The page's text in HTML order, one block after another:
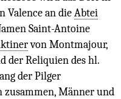
Valence an die Abtei
Saint-Antoine
von Montmajour,
der Reliquien des hl.
der Pilger
zusammen, Männer und